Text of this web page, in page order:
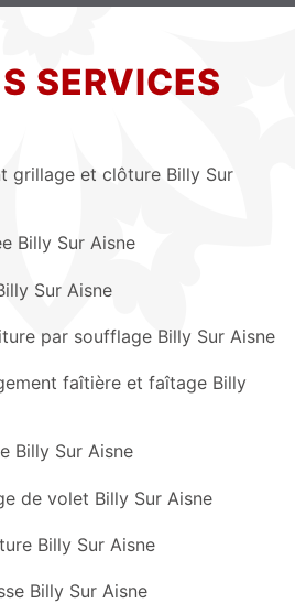
SERVICES
grillage et clôture Billy Sur
Billy Sur Aisne
Sur Aisne
par soufflage Billy Sur Aisne
faîtière et faîtage Billy
Billy Sur Aisne
de volet Billy Sur Aisne
Billy Sur Aisne
Billy Sur Aisne